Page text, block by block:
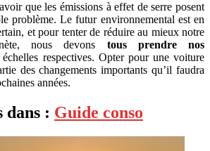
que les émissions à effet de serre posent
problème. Le futur environnemental est en
et pour tenter de réduire au mieux notre
nous devons tous prendre nos
respectives. Opter pour une voiture
des changements importants qu’il faudra
années.
dans : Guide conso